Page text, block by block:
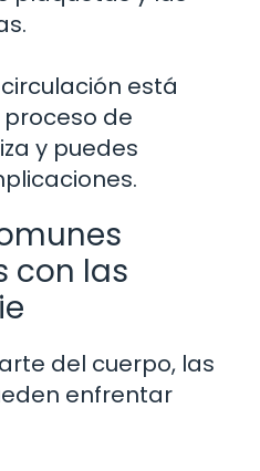
está
de
y puedes
con las
del cuerpo, las
enfrentar